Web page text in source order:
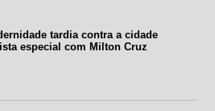
tardia contra a cidade
especial com Milton Cruz